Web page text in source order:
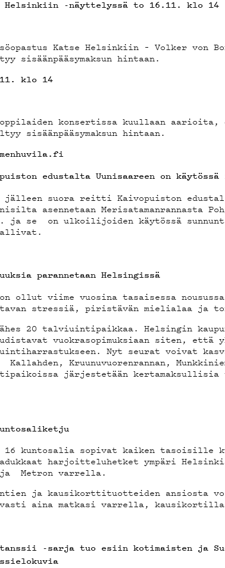
Helsinkiin -näyttelyssä to 16.11. klo 14
Katse Helsinkiin – Volker von
sisäänpääsymaksun hintaan.
klo 14
konsertissa kuullaan
sisäänpääsymaksun hintaan.
edustalta Uunisaareen on käytössä
suora reitti Kaivopuiston
asennetaan Merisatamanrannasta
ja se on ulkoilijoiden käytössä
parannetaan Helsingissä
ollut viime vuosina tasaisessa
stressiä, piristävän mielialaa ja
20 talviuintipaikkaa. Helsingin
vuokrasopimuksiaan siten, että
Nyt seurat voivat
Kruunuvuorenrannan,
järjestetään
16 kuntosalia sopivat kaiken tasoisille
harjoitteluhetket ympäri
ja Metron varrella.
ja kausikorttituotteiden
aina matkasi varrella, kausikortilla
tanssii -sarja tuo esiin kotimaisten ja